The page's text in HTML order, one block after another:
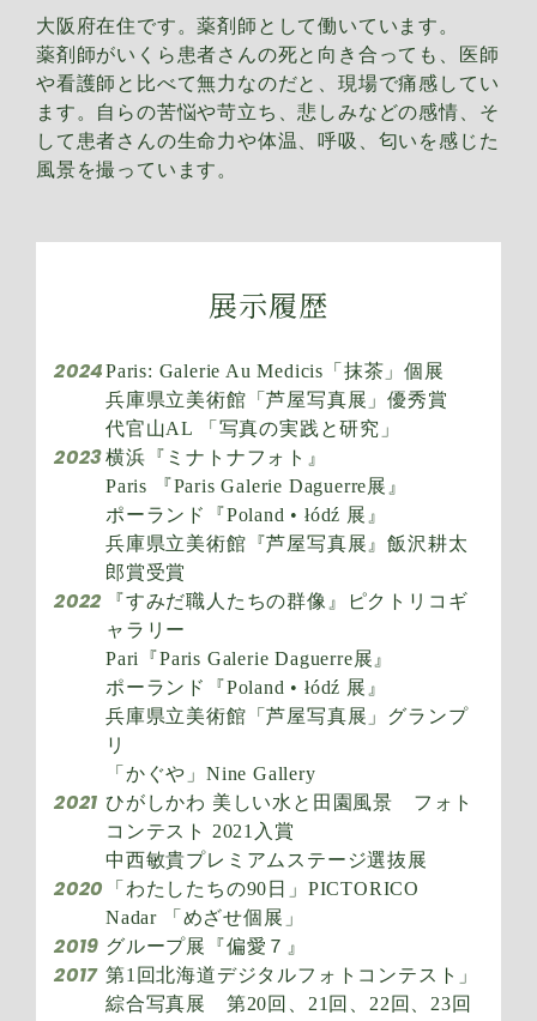
大阪府在住です。薬剤師として働いています。
薬剤師がいくら患者さんの死と向き合っても、医師
や看護師と比べて無力なのだと、現場で痛感してい
ます。自らの苦悩や苛立ち、悲しみなどの感情、そ
して患者さんの生命力や体温、呼吸、匂いを感じた
風景を撮っています。
展示履歴
2024Paris: Galerie Au Medicis「抹茶」個展
兵庫県立美術館「芦屋写真展」優秀賞
代官山AL 「写真の実践と研究」
2023横浜『ミナトナフォト』
Paris 『Paris Galerie Daguerre展』
ポーランド『Poland • łódź 展』
兵庫県立美術館『芦屋写真展』飯沢耕太
郎賞受賞
2022
『すみだ職人たちの群像』ピクトリコギ
ャラリー
Pari『Paris Galerie Daguerre展』
ポーランド『Poland • łódź 展』
兵庫県立美術館「芦屋写真展」グランプ
リ
「かぐや」Nine Gallery
2021 ひがしかわ 美しい水と田園風景 フォト
コンテスト 2021入賞
中西敏貴プレミアムステージ選抜展
2020
「わたしたちの90日」PICTORICO
Nadar 「めざせ個展」
2019 グループ展『偏愛７』
2017 第1回北海道デジタルフォトコンテスト」
綜合写真展 第20回、21回、22回、23回